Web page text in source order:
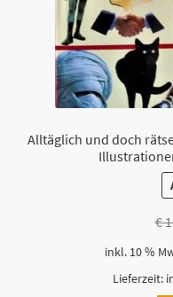
Alltäglich und doch
€
inkl. 10 %
Lieferzeit: